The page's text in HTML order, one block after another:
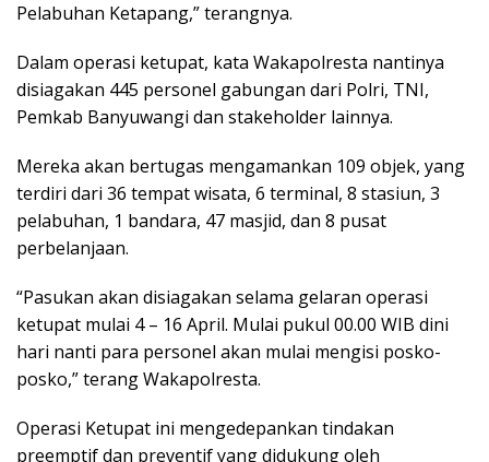
Pelabuhan Ketapang,” terangnya.
Dalam operasi ketupat, kata Wakapolresta nantinya
disiagakan 445 personel gabungan dari Polri, TNI,
Pemkab Banyuwangi dan stakeholder lainnya.
Mereka akan bertugas mengamankan 109 objek, yang
terdiri dari 36 tempat wisata, 6 terminal, 8 stasiun, 3
pelabuhan, 1 bandara, 47 masjid, dan 8 pusat
perbelanjaan.
“Pasukan akan disiagakan selama gelaran operasi
ketupat mulai 4 – 16 April. Mulai pukul 00.00 WIB dini
hari nanti para personel akan mulai mengisi posko-
posko,” terang Wakapolresta.
Operasi Ketupat ini mengedepankan tindakan
preemptif dan preventif yang didukung oleh